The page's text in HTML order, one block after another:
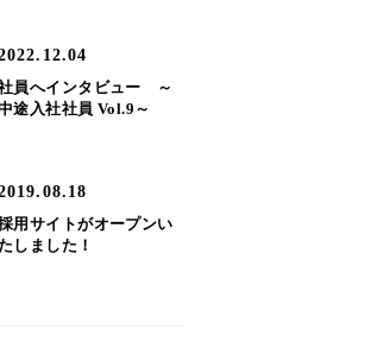
員へインタビュー ～
途入社社員 Vol.9～
用サイトがオープンい
しました！